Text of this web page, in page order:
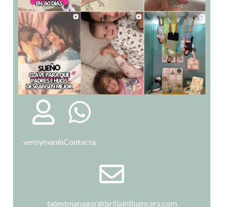
veroymaninContacta
talentmanager@brillainfluencers.com